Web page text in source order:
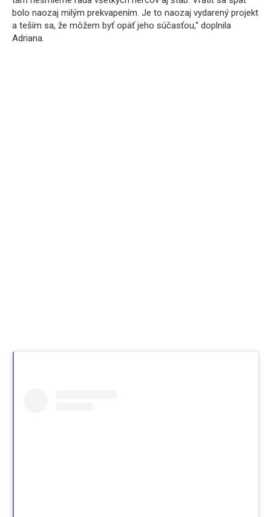
bolo naozaj milým prekvapením. Je to naozaj vydarený projekt
a teším sa, že môžem byť opäť jeho súčasťou,“ doplnila
Adriana.